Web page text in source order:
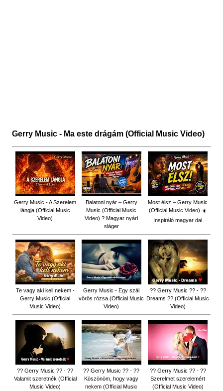
Gerry Music - Ma este drágám (Official Music Video)
Gerry Music - A Szerelem
lángja (Official Music
Video)
Balatoni nyár – Gerry
Music (Official Music
Video) ? Magyar nyári
sláger
Most élsz – Gerry Music
(Official Music Video) ☀️
Inspiráló magyar dal
Te vagy aki kell nekem -
Gerry Music (Official
Music Video)
Gerry Music - Egy szál
vörös rózsa (Official Music
Video)
?? Gerry Music ?? - ??
Dreams ?? (Official Music
Video)
?? Gerry Music ?? - ??
Valamit szeretnék (Official
Music Video)
?? Gerry Music ?? - ??
Köszönöm, hogy vagy
nekem (Official Music
?? Gerry Music ?? - ??
Szerelmet szerelemért
(Official Music Video)